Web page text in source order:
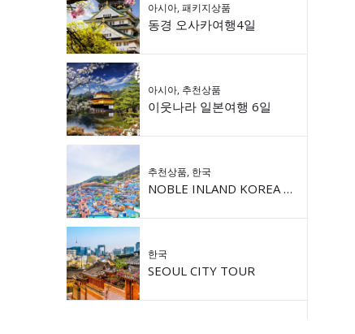
아시아,패키지상품
동경 오사카여행4일
아시아, 추천상품
이웃나라 일본여행 6일
추천상품, 한국
NOBLE INLAND KOREA 9DAY
한국
SEOUL CITY TOUR